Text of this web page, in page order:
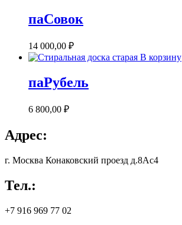
паСовок
14 000,00 ₽
В корзину
паРубель
6 800,00 ₽
Адрес:
г. Москва Конаковский проезд д.8Ас4
Тел.:
+7 916 969 77 02